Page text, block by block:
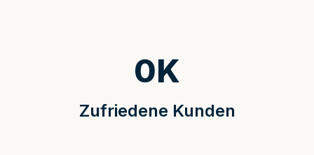
Zufriedene Kunden
0K